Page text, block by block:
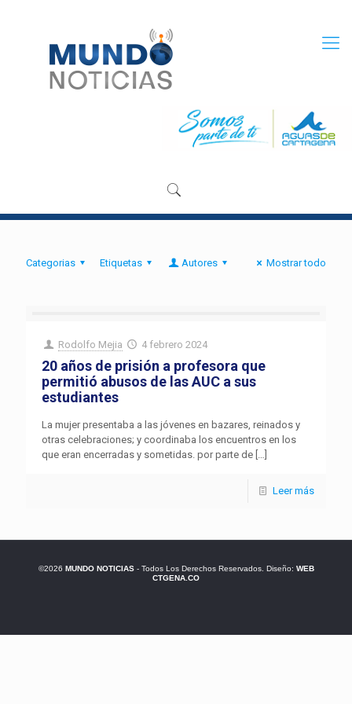
Categorias Etiquetas Autores Mostrar todo
Rodolfo Mejia 4 febrero 2024
20 años de prisión a profesora que
permitió abusos de las AUC a sus
estudiantes
La mujer presentaba a las jóvenes en bazares, reinados y
otras celebraciones; y coordinaba los encuentros en los
que eran encerradas y sometidas. por parte de […]
Leer más
©2026 MUNDO NOTICIAS- Todos Los Derechos Reservados. Diseño: WEB
CTGENA.CO